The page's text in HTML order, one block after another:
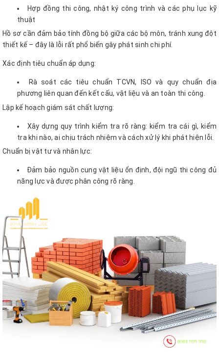
Hợp đồng thi công, nhật ký công trình và các phụ lục kỹ
thuật
Hồ sơ cần đảm bảo tính đồng bộ giữa các bộ môn, tránh xung đột
thiết kế – đây là lỗi rất phổ biến gây phát sinh chi phí.
Xác định tiêu chuẩn áp dụng:
Rà soát các tiêu chuẩn TCVN, ISO và quy chuẩn địa
phương liên quan đến kết cấu, vật liệu và an toàn thi công.
Lập kế hoạch giám sát chất lượng:
Xây dựng quy trình kiểm tra rõ ràng: kiểm tra cái gì, kiểm
tra khi nào, ai chịu trách nhiệm và cách xử lý khi phát hiện lỗi.
Chuẩn bị vật tư và nhân lực:
Đảm bảo nguồn cung vật liệu ổn định, đội ngũ thi công đủ
năng lực và được phân công rõ ràng.